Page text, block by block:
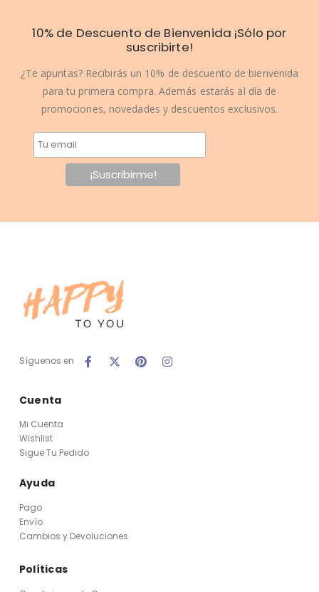
10% de Descuento de Bienvenida ¡Sólo por
suscribirte!
¿Te apuntas? Recibirás un 10% de descuento de bienvenida
para tu primera compra. Además estarás al día de
promociones, novedades y descuentos exclusivos.
Síguenos en
Cuenta
Mi Cuenta
Wishlist
Sigue Tu Pedido
Ayuda
Pago
Envío
Cambios y Devoluciones
Políticas